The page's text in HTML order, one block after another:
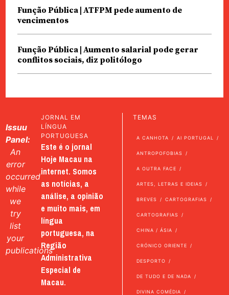
Função Pública | ATFPM pede aumento de
vencimentos
Função Pública | Aumento salarial pode gerar
conflitos sociais, diz politólogo
Issuu
Panel:
An
error
occurred
while
we
try
list
your
publications
JORNAL EM
LÍNGUA
PORTUGUESA
Este é o jornal
Hoje Macau na
internet. Somos
as notícias, a
análise, a opinião
e muito mais, em
língua
portuguesa, na
Região
Administrativa
Especial de
Macau.
TEMAS
A CANHOTA AI PORTUGAL
ANTROPOFOBIAS
A OUTRA FACE
ARTES, LETRAS E IDEIAS
BREVES CARTOGRAFIAS
CARTOGRAFIAS
CHINA / ÁSIA
CRÓNICO ORIENTE
DESPORTO
DE TUDO E DE NADA
DIVINA COMÉDIA